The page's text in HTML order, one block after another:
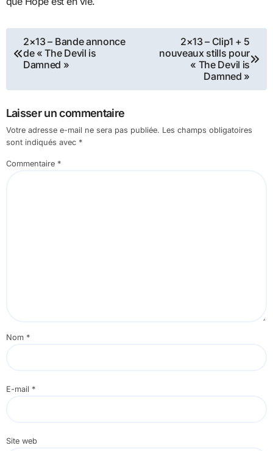
Navigation
de
2×13 – Bande annonce
de « The Devil is
Damned »
2×13 – Clip1 + 5
nouveaux stills pour
« The Devil is
Damned »
Laisser un commentaire
Votre adresse e-mail ne sera pas publiée. Les champs obligatoires
sont indiqués avec *
Commentaire *
Nom *
E-mail *
Site web